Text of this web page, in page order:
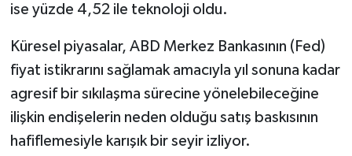
ise yüzde 4,52 ile teknoloji oldu.
Küresel piyasalar, ABD Merkez Bankasının (Fed)
fiyat istikrarını sağlamak amacıyla yıl sonuna kadar
agresif bir sıkılaşma sürecine yönelebileceğine
ilişkin endişelerin neden olduğu satış baskısının
hafiflemesiyle karışık bir seyir izliyor.